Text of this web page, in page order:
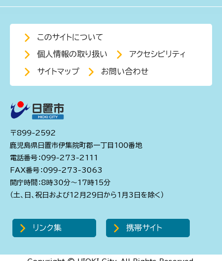
このサイトについて
個人情報の取り扱い アクセシビリティ
サイトマップ お問い合わせ
〒899-2592
鹿児島県日置市伊集院町郡一丁目100番地
電話番号：099-273-2111
FAX番号：099-273-3063
開庁時間：8時30分～17時15分
（土、日、祝日および12月29日から1月3日を除く）
リンク集 携帯サイト